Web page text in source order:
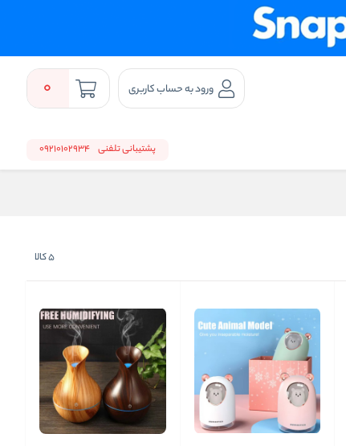
ورود به حساب کاربری 0
پشتیبانی تلفنی 09210102934
5کالا